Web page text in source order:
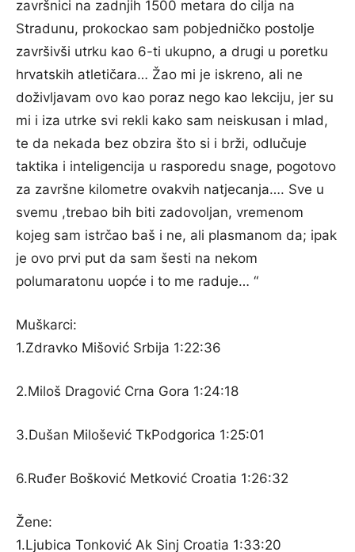
završnici na zadnjih 1500 metara do cilja na
Stradunu, prokockao sam pobjedničko postolje
završivši utrku kao 6-ti ukupno, a drugi u poretku
hrvatskih atletičara… Žao mi je iskreno, ali ne
doživljavam ovo kao poraz nego kao lekciju, jer su
mi i iza utrke svi rekli kako sam neiskusan i mlad,
te da nekada bez obzira što si i brži, odlučuje
taktika i inteligencija u rasporedu snage, pogotovo
za završne kilometre ovakvih natjecanja…. Sve u
svemu ,trebao bih biti zadovoljan, vremenom
kojeg sam istrčao baš i ne, ali plasmanom da; ipak
je ovo prvi put da sam šesti na nekom
polumaratonu uopće i to me raduje… “
Muškarci:
1.Zdravko Mišović Srbija 1:22:36
2.Miloš Dragović Crna Gora 1:24:18
3.Dušan Milošević TkPodgorica 1:25:01
6.Ruđer Bošković Metković Croatia 1:26:32
Žene:
1.Ljubica Tonković Ak Sinj Croatia 1:33:20